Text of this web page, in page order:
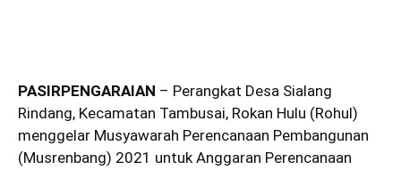
PASIRPENGARAIAN – Perangkat Desa Sialang
Rindang, Kecamatan Tambusai, Rokan Hulu (Rohul)
menggelar Musyawarah Perencanaan Pembangunan
(Musrenbang) 2021 untuk Anggaran Perencanaan